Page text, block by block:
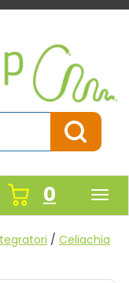
Cerca
0inseriti
/ Celiachia